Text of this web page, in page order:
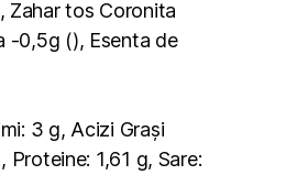
tos Coronita
-0,5g (), Esenta de
3 g, Acizi Grași
1,61 g, Sare: